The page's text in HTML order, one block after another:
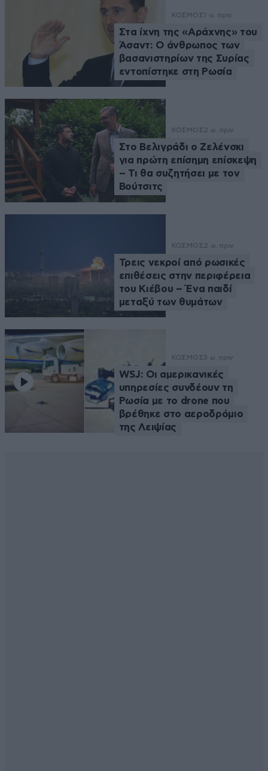
ΚΟΣΜΟΣ 1 ω. πριν
Στα ίχνη της «Αράχνης» του
Άσαντ: Ο άνθρωπος των
βασανιστηρίων της Συρίας
εντοπίστηκε στη Ρωσία
ΚΟΣΜΟΣ2 ω. πριν
Στο Βελιγράδι ο Ζελένσκι
για πρώτη επίσημη επίσκεψη
– Τι θα συζητήσει με τον
Βούτσιτς
ΚΟΣΜΟΣ2 ω. πριν
Τρεις νεκροί από ρωσικές
επιθέσεις στην περιφέρεια
του Κιέβου – Ένα παιδί
μεταξύ των θυμάτων
ΚΟΣΜΟΣ3 ω. πριν
WSJ: Οι αμερικανικές
υπηρεσίες συνδέουν τη
Ρωσία με το drone που
βρέθηκε στο αεροδρόμιο
της Λειψίας